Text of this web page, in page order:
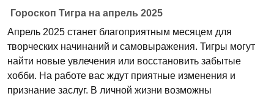
Гороскоп Тигра на апрель 2025
Апрель 2025 станет благоприятным месяцем для
творческих начинаний и самовыражения. Тигры могут
найти новые увлечения или восстановить забытые
хобби. На работе вас ждут приятные изменения и
признание заслуг. В личной жизни возможны